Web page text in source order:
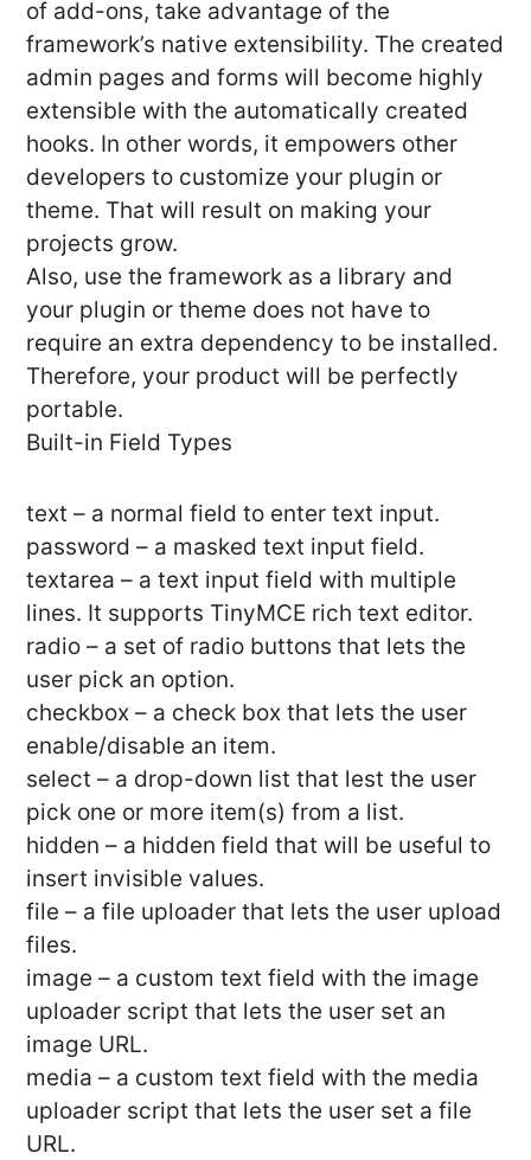
of add-ons, take advantage of the
framework’s native extensibility. The created
admin pages and forms will become highly
extensible with the automatically created
hooks. In other words, it empowers other
developers to customize your plugin or
theme. That will result on making your
projects grow.
Also, use the framework as a library and
your plugin or theme does not have to
require an extra dependency to be installed.
Therefore, your product will be perfectly
portable.
Built-in Field Types
text – a normal field to enter text input.
password – a masked text input field.
textarea – a text input field with multiple
lines. It supports TinyMCE rich text editor.
radio – a set of radio buttons that lets the
user pick an option.
checkbox – a check box that lets the user
enable/disable an item.
select – a drop-down list that lest the user
pick one or more item(s) from a list.
hidden – a hidden field that will be useful to
insert invisible values.
file – a file uploader that lets the user upload
files.
image – a custom text field with the image
uploader script that lets the user set an
image URL.
media – a custom text field with the media
uploader script that lets the user set a file
URL.